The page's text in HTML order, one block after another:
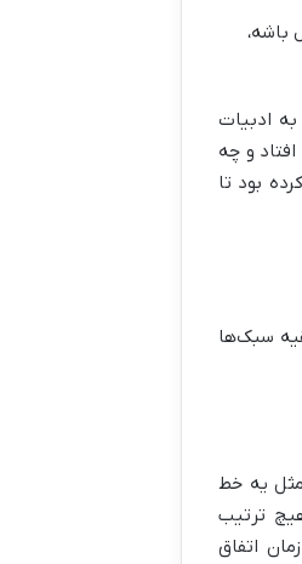
باشه،
ادبیات
و چه
بود تا
سبک‌ها
یه خط
ترتیب
اتفاق